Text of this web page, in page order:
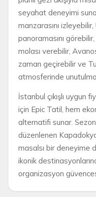
seyahat deneyimi
manzarasını
panoramasını
molası verebilir,
zaman geçirebilir ve
atmosferinde
İstanbul çıkışlı uygun
için Epic Tatil, hem
alternatifi sunar.
düzenlenen
masalsı bir deneyime
ikonik
organizasyon